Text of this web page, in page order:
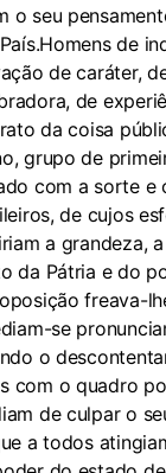
o seu
de
de caráter,
de
da coisa
grupo de
com a sorte e
de cujos
a grandeza,
da Pátria e do
freava-
se
o
com o quadro
de culpar o
a todos